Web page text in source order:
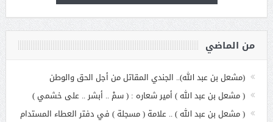
من الماضي
(مشعل بن عبد الله).. الجندي المقاتل من أجل الحق والوطن
( مشعل بن عبد الله ) أمير شعاره : ( سمْ .. أبشر .. على خشمي )
( مشعل بن عبد الله ) .. علامة ( مسجلة ) في دفتر العطاء المستدام